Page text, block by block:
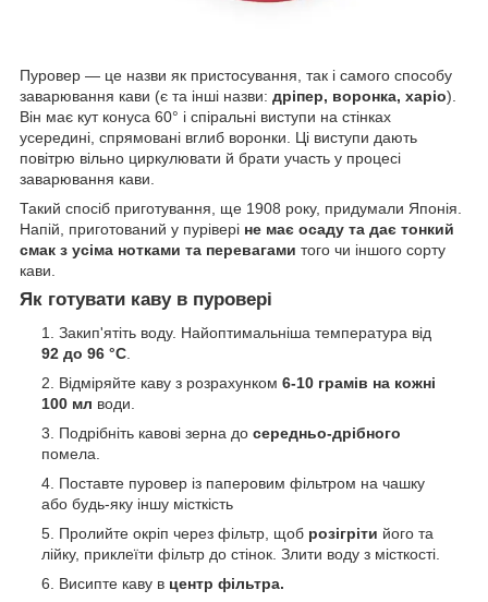
Пуровер — це назви як пристосування, так і самого способу
заварювання кави (є та інші назви: дріпер, воронка, харіо).
Він має кут конуса 60° і спіральні виступи на стінках
усередині, спрямовані вглиб воронки. Ці виступи дають
повітрю вільно циркулювати й брати участь у процесі
заварювання кави.
Такий спосіб приготування, ще 1908 року, придумали Японія.
Напій, приготований у пурівері не має осаду та дає тонкий
смак з усіма нотками та перевагами того чи іншого сорту
кави.
Як готувати каву в пуровері
Закип'ятіть воду. Найоптимальніша температура від
92 до 96 °C.
Відміряйте каву з розрахунком 6-10 грамів на кожні
100 мл води.
Подрібніть кавові зерна до середньо-дрібного
помела.
Поставте пуровер із паперовим фільтром на чашку
або будь-яку іншу місткість
Пролийте окріп через фільтр, щоб розігріти його та
лійку, приклеїти фільтр до стінок. Злити воду з місткості.
Висипте каву в центр фільтра.